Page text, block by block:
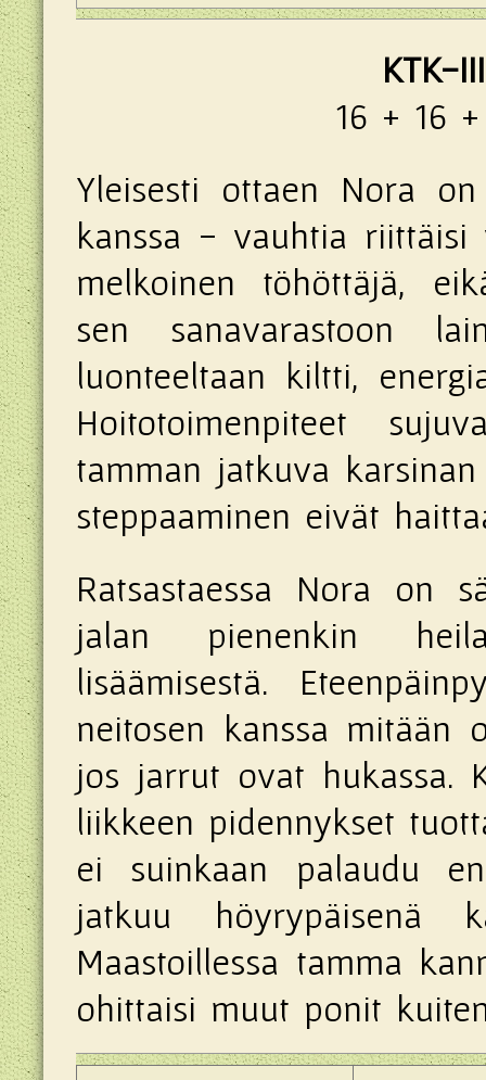
KTK-III
16 + 16
Yleisesti ottaen Nora
kanssa - vauhtia riittäisi
melkoinen töhöttäjä,
sen sanavarastoon
luonteeltaan kiltti,
Hoitotoimenpiteet
tamman jatkuva
steppaaminen eivät
Ratsastaessa Nora on
jalan pienenkin
lisäämisestä.
neitosen kanssa mitään
jos jarrut ovat hukassa.
liikkeen pidennykset
ei suinkaan palaudu
jatkuu höyrypäisenä
Maastoillessa tamma
ohittaisi muut ponit